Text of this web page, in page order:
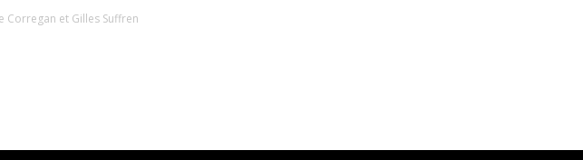
Corregan et Gilles Suffren